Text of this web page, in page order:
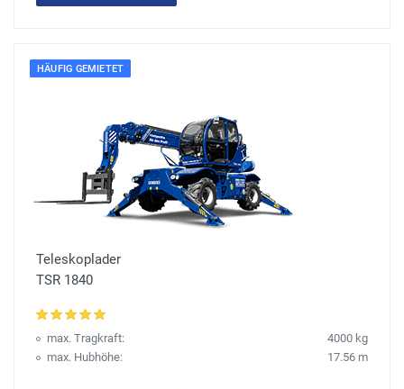
HÄUFIG GEMIETET
Teleskoplader
TSR 1840
max. Tragkraft:
4000 kg
max. Hubhöhe:
17.56 m